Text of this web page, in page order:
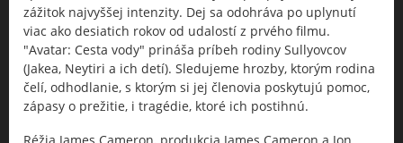
zážitok najvyššej intenzity. Dej sa odohráva po uplynutí
viac ako desiatich rokov od udalostí z prvého filmu.
"Avatar: Cesta vody" prináša príbeh rodiny Sullyovcov
(Jakea, Neytiri a ich detí). Sledujeme hrozby, ktorým rodina
čelí, odhodlanie, s ktorým si jej členovia poskytujú pomoc,
zápasy o prežitie, i tragédie, ktoré ich postihnú.
Réžia James Cameron, produkcia James Cameron a Jon